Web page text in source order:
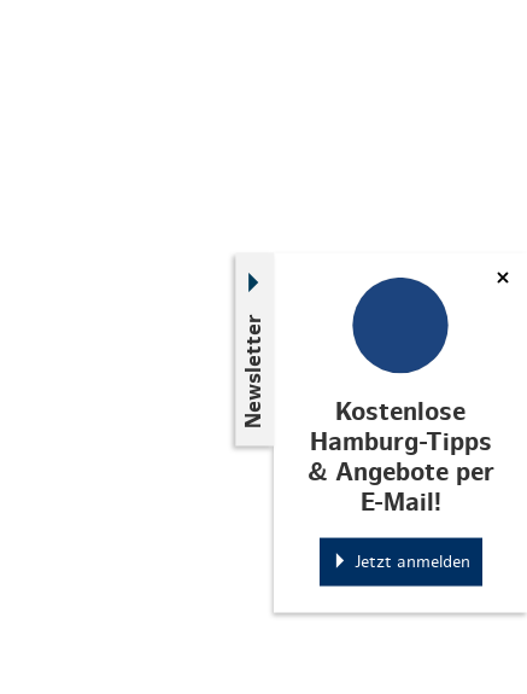
Newsletter
Kostenlose
Hamburg-Tipps
& Angebote per
E-Mail!
Jetzt anmelden